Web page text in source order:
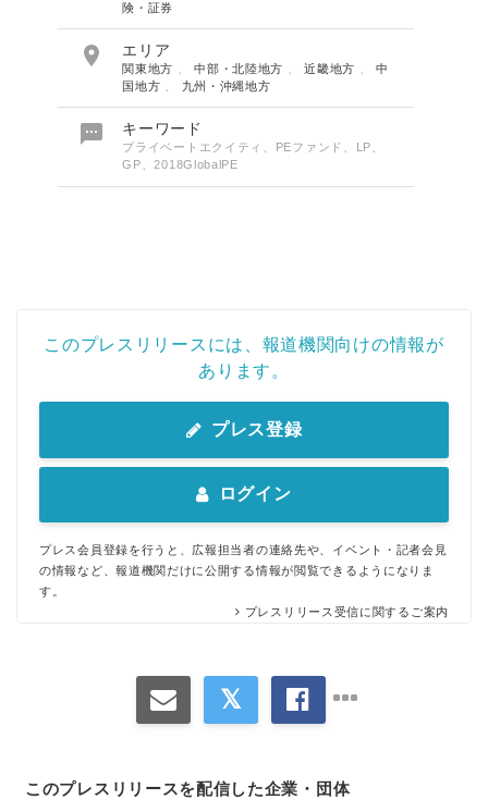
険・証券
 エリア
関東地方 、中部・北陸地方 、近畿地方 、中
国地方
九州・沖縄地方
 キーワード
プライベートエクイティ、PEファンド、LP、
GP、2018GlobalPE
このプレスリリースには、報道機関向けの情報が
あります。
プレス登録
ログイン
プレス会員登録を行うと、広報担当者の連絡先や、イベント・記者会見
の情報など、報道機関だけに公開する情報が閲覧できるようになりま
す。
プレスリリース受信に関するご案内
このプレスリリースを配信した企業・団体